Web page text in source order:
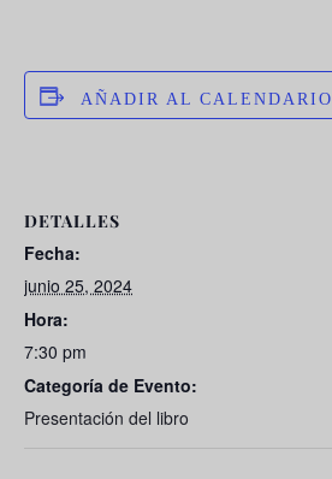
AÑADIR AL CALENDARIO
DETALLES
Fecha:
junio 25, 2024
Hora:
7:30 pm
Categoría de Evento:
Presentación del libro